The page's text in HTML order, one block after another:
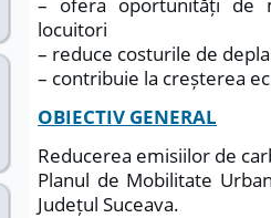
locuitori
– reduce costurile de
– contribuie la creșterea
OBIECTIV GENERAL
Reducerea emisiilor de
Planul de Mobilitate
Județul Suceava.